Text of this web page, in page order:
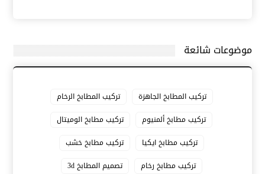
موضوعات شائعة
تركيب المطابخ الجاهزة
تركيب المطابخ الرخام
تركيب مطابخ ألمنيوم
تركيب مطابخ الوميتال
تركيب مطابخ ايكيا
تركيب مطابخ خشب
تركيب مطابخ رخام
تصميم المطابخ 3d